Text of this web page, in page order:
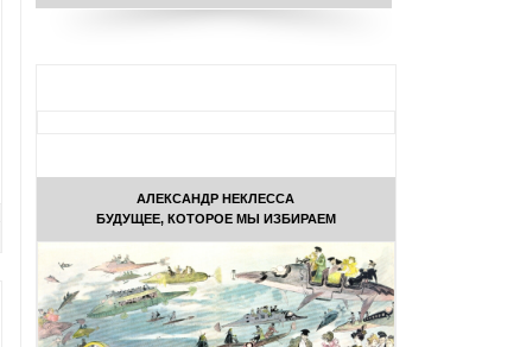
АЛЕКСАНДР НЕКЛЕССА
БУДУЩЕЕ, КОТОРОЕ МЫ ИЗБИРАЕМ